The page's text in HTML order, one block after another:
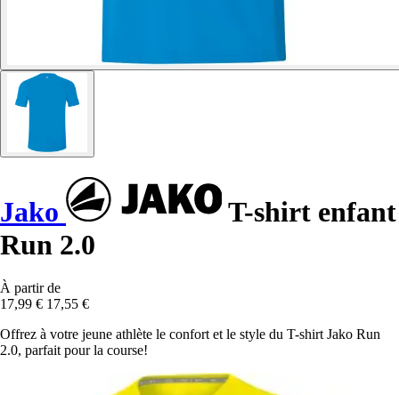
Jako
T-shirt enfant
Run 2.0
À partir de
17,99 € 17,55 €
Offrez à votre jeune athlète le confort et le style du T-shirt Jako Run
2.0, parfait pour la course!